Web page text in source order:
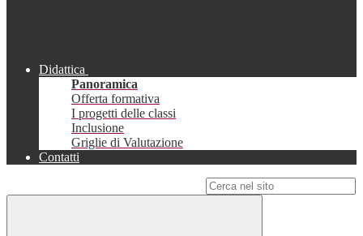
Didattica
Panoramica
Offerta formativa
I progetti delle classi
Inclusione
Griglie di Valutazione
Contatti